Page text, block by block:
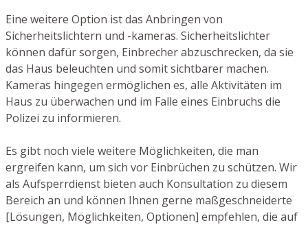
Eine weitere Option ist das Anbringen von
Sicherheitslichtern und -kameras. Sicherheitslichter
können dafür sorgen, Einbrecher abzuschrecken, da sie
das Haus beleuchten und somit sichtbarer machen.
Kameras hingegen ermöglichen es, alle Aktivitäten im
Haus zu überwachen und im Falle eines Einbruchs die
Polizei zu informieren.
Es gibt noch viele weitere Möglichkeiten, die man
ergreifen kann, um sich vor Einbrüchen zu schützen. Wir
als Aufsperrdienst bieten auch Konsultation zu diesem
Bereich an und können Ihnen gerne maßgeschneiderte
[Lösungen, Möglichkeiten, Optionen] empfehlen, die auf